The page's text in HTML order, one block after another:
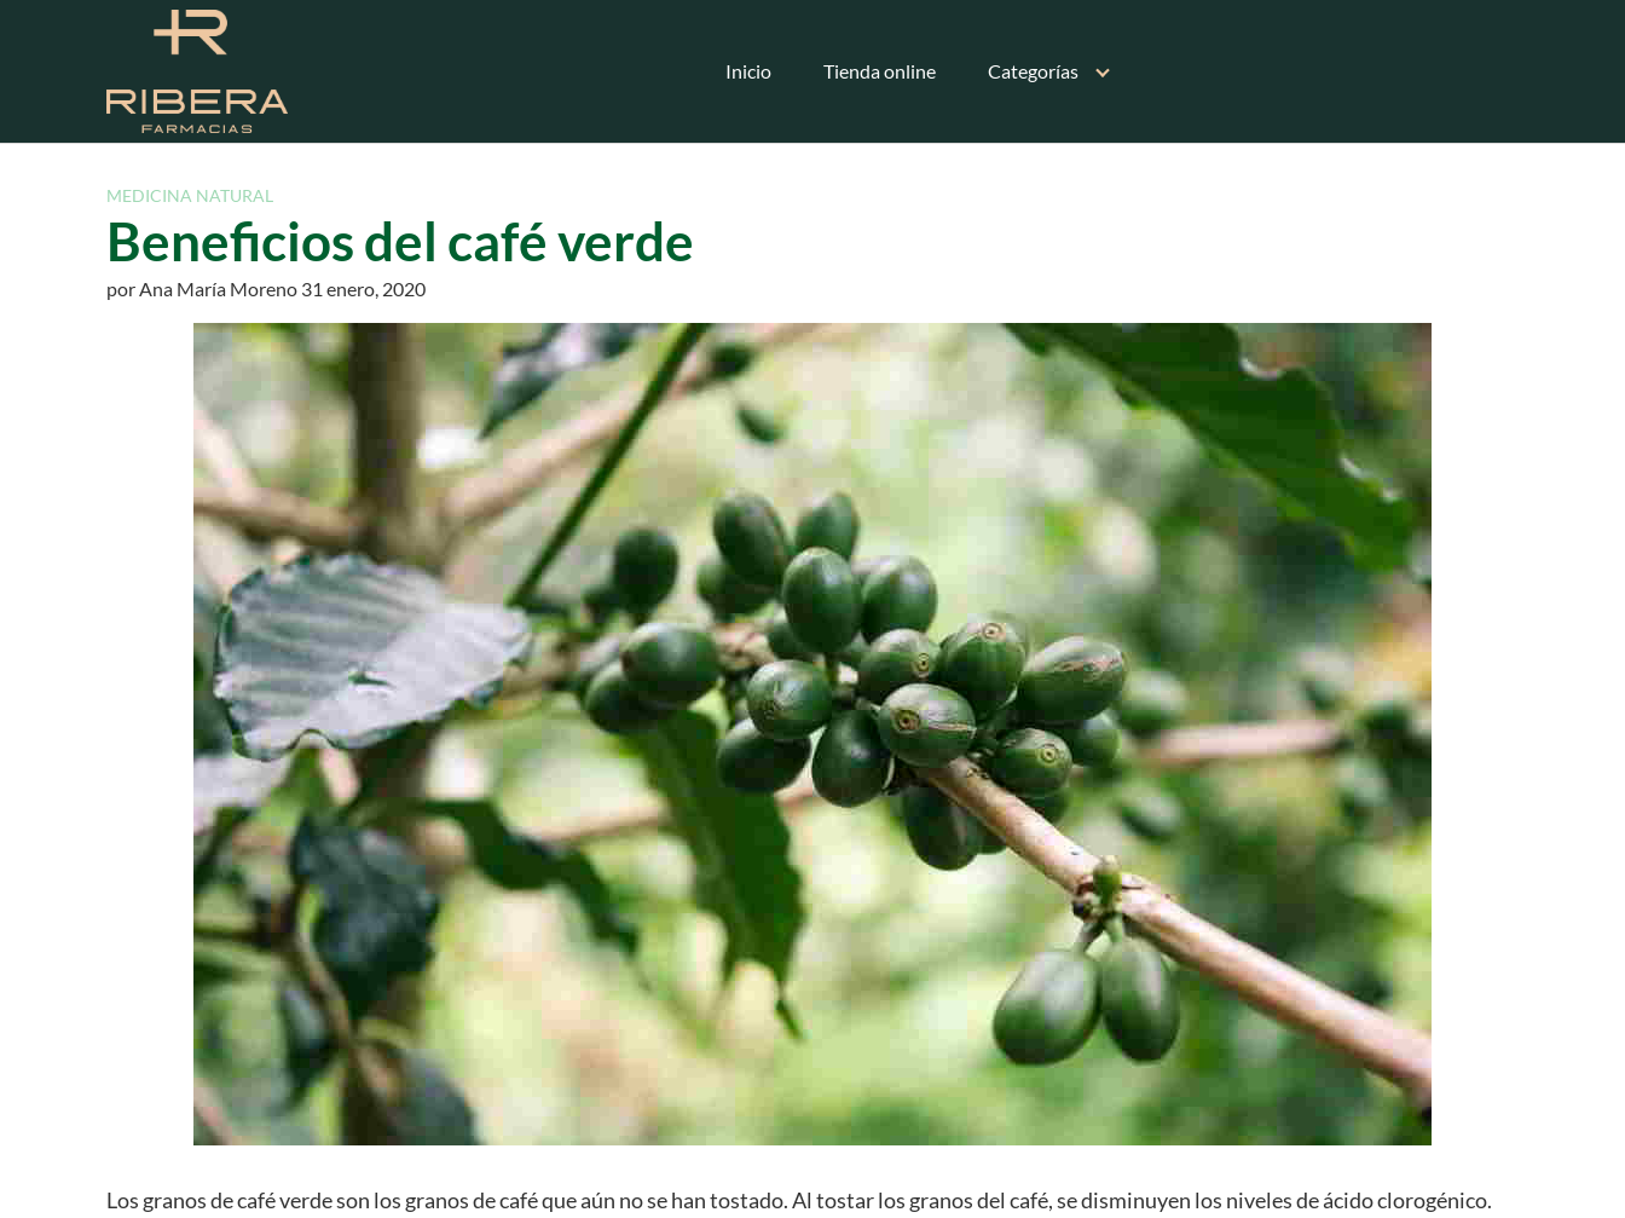
Inicio Tienda online Categorías
MEDICINA NATURAL
Beneficios del café verde
porAna María Moreno 31 enero, 2020
Los granos de café verde son los granos de café que aún no se han tostado. Al tostar los granos del café, se disminuyen los niveles de ácido clorogénico.